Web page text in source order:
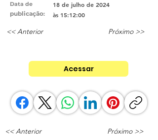
Data de
publicação:
18 de julho de 2024
às 15:12:00
<< Anterior Próximo >>
Acessar
<< Anterior Próximo >>